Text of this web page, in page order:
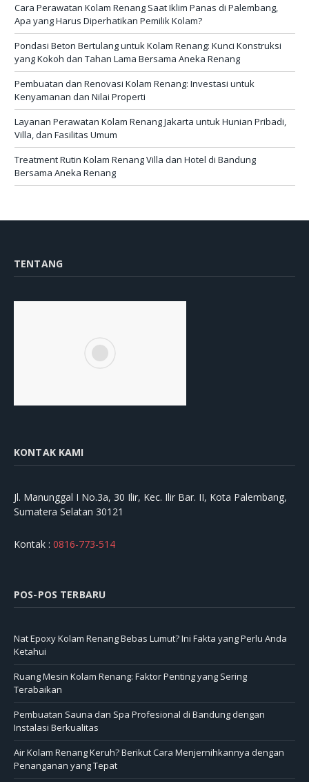
Cara Perawatan Kolam Renang Saat Iklim Panas di Palembang,
Apa yang Harus Diperhatikan Pemilik Kolam?
Pondasi Beton Bertulang untuk Kolam Renang: Kunci Konstruksi
yang Kokoh dan Tahan Lama Bersama Aneka Renang
Pembuatan dan Renovasi Kolam Renang: Investasi untuk
Kenyamanan dan Nilai Properti
Layanan Perawatan Kolam Renang Jakarta untuk Hunian Pribadi,
Villa, dan Fasilitas Umum
Treatment Rutin Kolam Renang Villa dan Hotel di Bandung
Bersama Aneka Renang
TENTANG
KONTAK KAMI
Jl. Manunggal I No.3a, 30 Ilir, Kec. Ilir Bar. II, Kota Palembang,
Sumatera Selatan 30121
Kontak : 0816-773-514
POS-POS TERBARU
Nat Epoxy Kolam Renang Bebas Lumut? Ini Fakta yang Perlu Anda
Ketahui
Ruang Mesin Kolam Renang: Faktor Penting yang Sering
Terabaikan
Pembuatan Sauna dan Spa Profesional di Bandung dengan
Instalasi Berkualitas
Air Kolam Renang Keruh? Berikut Cara Menjernihkannya dengan
Penanganan yang Tepat